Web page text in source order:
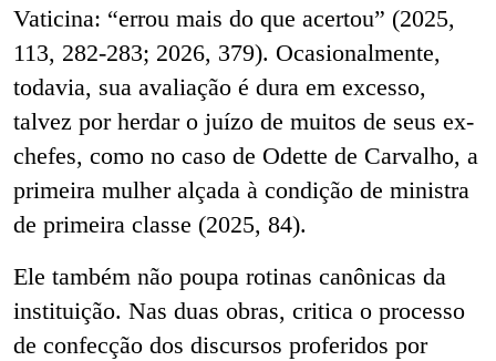
Vaticina: “errou mais do que acertou” (2025,
113, 282-283; 2026, 379). Ocasionalmente,
todavia, sua avaliação é dura em excesso,
talvez por herdar o juízo de muitos de seus ex-
chefes, como no caso de Odette de Carvalho, a
primeira mulher alçada à condição de ministra
de primeira classe (2025, 84).
Ele também não poupa rotinas canônicas da
instituição. Nas duas obras, critica o processo
de confecção dos discursos proferidos por